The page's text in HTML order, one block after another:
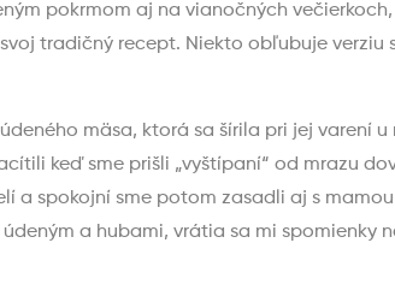
pokrmom aj na vianočných
tradičný recept. Niekto obľubuje verziu
mäsa, ktorá sa šírila pri jej varení
keď sme prišli „vyštípaní“ od mrazu
a spokojní sme potom zasadli aj s
a hubami, vrátia sa mi spomienky